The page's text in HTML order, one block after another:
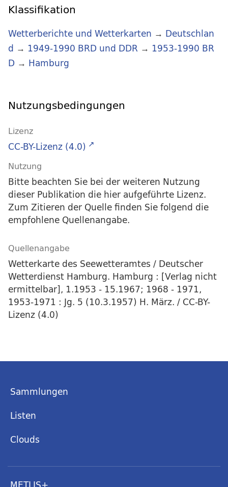
Klassifikation
Wetterberichte und Wetterkarten → Deutschlan
d → 1949-1990 BRD und DDR → 1953-1990 BR
D → Hamburg
Nutzungsbedingungen
Lizenz
CC-BY-Lizenz (4.0)
Nutzung
Bitte beachten Sie bei der weiteren Nutzung
dieser Publikation die hier aufgeführte Lizenz.
Zum Zitieren der Quelle finden Sie folgend die
empfohlene Quellenangabe.
Quellenangabe
Wetterkarte des Seewetteramtes / Deutscher
Wetterdienst Hamburg. Hamburg : [Verlag nicht
ermittelbar], 1.1953 - 15.1967; 1968 - 1971,
1953-1971 : Jg. 5 (10.3.1957) H. März. / CC-BY-
Lizenz (4.0)
Sammlungen
Listen
Clouds